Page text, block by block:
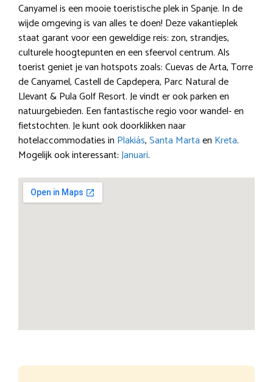
Canyamel is een mooie toeristische plek in Spanje. In de
wijde omgeving is van alles te doen! Deze vakantieplek
staat garant voor een geweldige reis: zon, strandjes,
culturele hoogtepunten en een sfeervol centrum. Als
toerist geniet je van hotspots zoals: Cuevas de Arta, Torre
de Canyamel, Castell de Capdepera, Parc Natural de
Llevant & Pula Golf Resort. Je vindt er ook parken en
natuurgebieden. Een fantastische regio voor wandel- en
fietstochten. Je kunt ook doorklikken naar
hotelaccommodaties in Plakiás,Santa Martaen Kreta.
Mogelijk ook interessant:Januari.